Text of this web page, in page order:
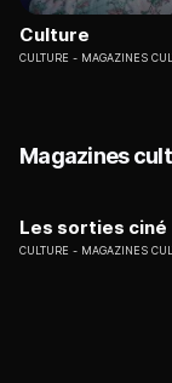
Culture
CULTURE MAGAZINES
Magazines
Les sorties ciné
CULTURE MAGAZINES